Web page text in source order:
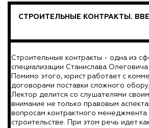
СТРОИТЕЛЬНЫЕ КОНТРАКТЫ.
Строительные контракты - одна из
специализации Станислава
Помимо этого, юрист работает с
договорами поставки сложного
Лектор делится со слушателями
внимание не только правовым
вопросам контрактного менеджмента
строительстве. При этом речь идет